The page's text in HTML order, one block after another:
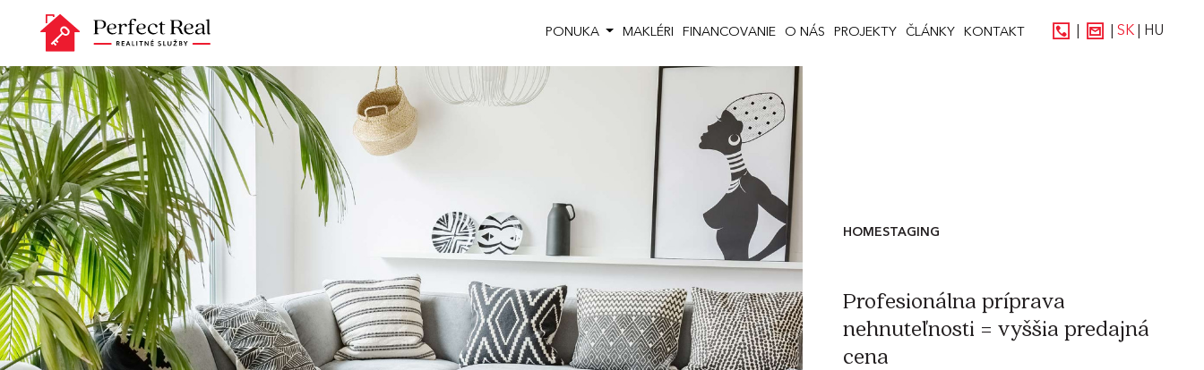
SK HU
PONUKA MAKLÉRI FINANCOVANIE O NÁS PROJEKTY ČLÁNKY KONTAKT
HOMESTAGING
Profesionálna príprava
nehnuteľnosti = vyššia predajná
cena